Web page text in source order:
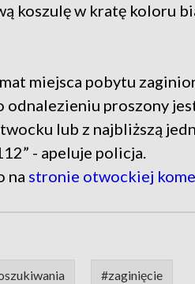
koszulę w kratę koloru
miejsca pobytu
odnalezieniu proszony
lub z najbliższą
- apeluje policja.
na stronie otwockiej
#zaginięcie